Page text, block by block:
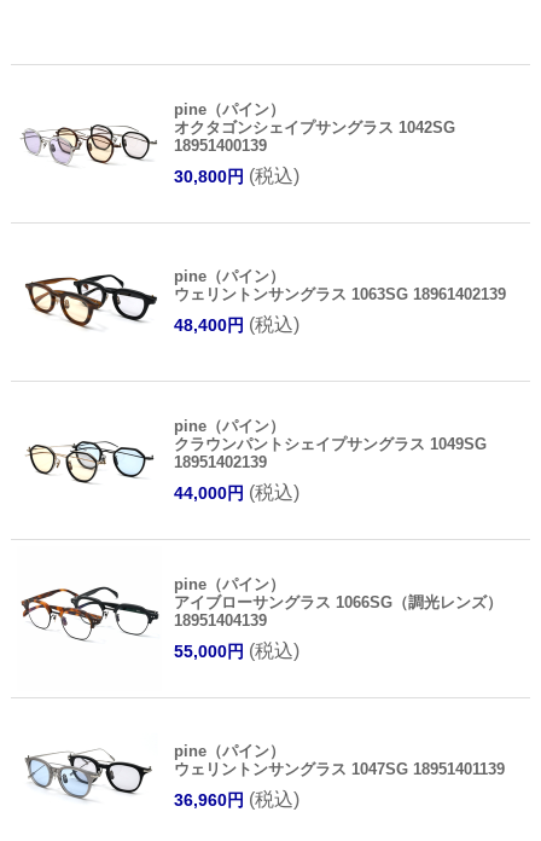
pine（パイン）
オクタゴンシェイプサングラス 1042SG
18951400139
30,800円 (税込)
pine（パイン）
ウェリントンサングラス 1063SG 18961402139
48,400円 (税込)
pine（パイン）
クラウンパントシェイプサングラス 1049SG
18951402139
44,000円 (税込)
pine（パイン）
アイブローサングラス 1066SG（調光レンズ）
18951404139
55,000円 (税込)
pine（パイン）
ウェリントンサングラス 1047SG 18951401139
36,960円 (税込)